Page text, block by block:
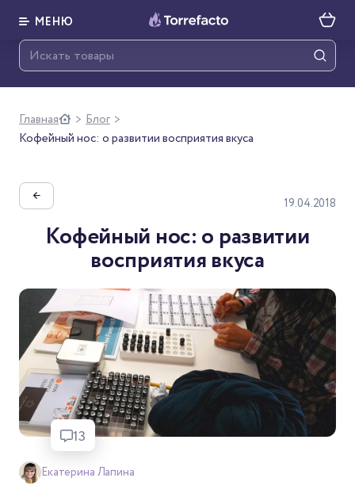
МЕНЮ
Главная > Блог >
Кофейный нос: о развитии восприятия вкуса
← 19.04.2018
Кофейный нос: о развитии
восприятия вкуса
13
Екатерина Лапина